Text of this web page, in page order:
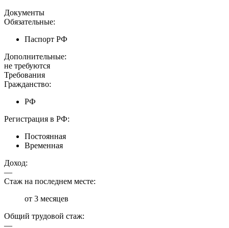
Документы
Обязательные:
Паспорт РФ
Дополнительные:
не требуются
Требования
Гражданство:
РФ
Регистрация в РФ:
Постоянная
Временная
Доход:
—
Стаж на последнем месте:
от 3 месяцев
Общий трудовой стаж:
—